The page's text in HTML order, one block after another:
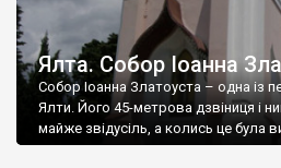
Ялта. Собор Іоанна
Собор Іоанна Златоуста – одна із
Ялти. Його 45-метрова дзвіниця і
майже звідусіль, а колись це була